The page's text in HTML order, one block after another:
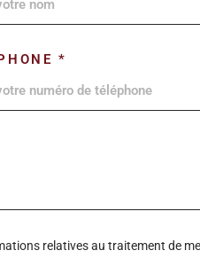
*
relatives au traitement de